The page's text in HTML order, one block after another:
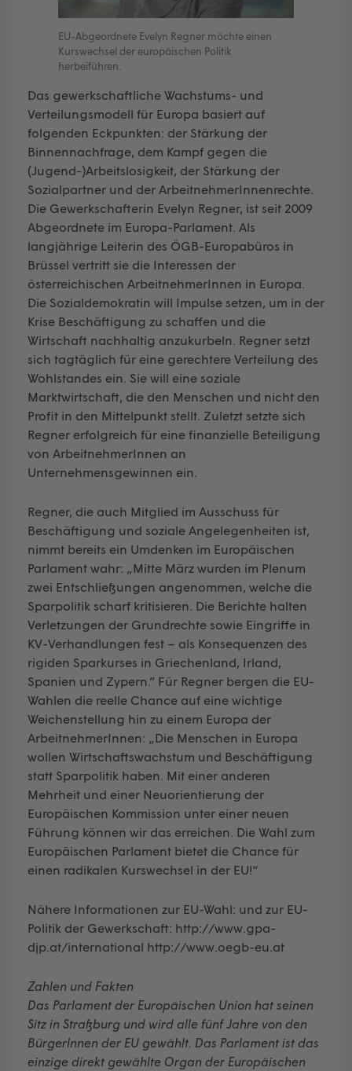
EU-Abgeordnete Evelyn Regner möchte einen
Kurswechsel der europäischen Politik
herbeiführen.
Das gewerkschaftliche Wachstums- und
Verteilungsmodell für Europa basiert auf
folgenden Eckpunkten: der Stärkung der
Binnennachfrage, dem Kampf gegen die
(Jugend-)Arbeitslosigkeit, der Stärkung der
Sozialpartner und der ArbeitnehmerInnenrechte.
Die Gewerkschafterin Evelyn Regner, ist seit 2009
Abgeordnete im Europa-Parlament. Als
langjährige Leiterin des ÖGB-Europabüros in
Brüssel vertritt sie die Interessen der
österreichischen ArbeitnehmerInnen in Europa.
Die Sozialdemokratin will Impulse setzen, um in der
Krise Beschäftigung zu schaffen und die
Wirtschaft nachhaltig anzukurbeln. Regner setzt
sich tagtäglich für eine gerechtere Verteilung des
Wohlstandes ein. Sie will eine soziale
Marktwirtschaft, die den Menschen und nicht den
Profit in den Mittelpunkt stellt. Zuletzt setzte sich
Regner erfolgreich für eine finanzielle Beteiligung
von ArbeitnehmerInnen an
Unternehmensgewinnen ein.
Regner, die auch Mitglied im Ausschuss für
Beschäftigung und soziale Angelegenheiten ist,
nimmt bereits ein Umdenken im Europäischen
Parlament wahr: „Mitte März wurden im Plenum
zwei Entschließungen angenommen, welche die
Sparpolitik scharf kritisieren. Die Berichte halten
Verletzungen der Grundrechte sowie Eingriffe in
KV-Verhandlungen fest – als Konsequenzen des
rigiden Sparkurses in Griechenland, Irland,
Spanien und Zypern.” Für Regner bergen die EU-
Wahlen die reelle Chance auf eine wichtige
Weichenstellung hin zu einem Europa der
ArbeitnehmerInnen: „Die Menschen in Europa
wollen Wirtschaftswachstum und Beschäftigung
statt Sparpolitik haben. Mit einer anderen
Mehrheit und einer Neuorientierung der
Europäischen Kommission unter einer neuen
Führung können wir das erreichen. Die Wahl zum
Europäischen Parlament bietet die Chance für
einen radikalen Kurswechsel in der EU!“
Nähere Informationen zur EU-Wahl: und zur EU-
Politik der Gewerkschaft: http://www.gpa-
djp.at/international http://www.oegb-eu.at
Zahlen und Fakten
Das Parlament der Europäischen Union hat seinen
Sitz in Straßburg und wird alle fünf Jahre von den
BürgerInnen der EU gewählt. Das Parlament ist das
einzige direkt gewählte Organ der Europäischen